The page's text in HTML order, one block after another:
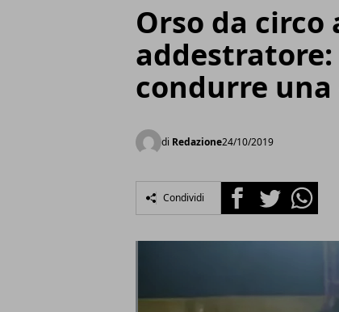
Orso da circo
condurre
di Redazione24/10/2019
Condividi FacebookTwitterWhatsapp